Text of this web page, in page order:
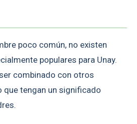
poco común, no existen
populares para Unay.
combinado con otros
que tengan un significado